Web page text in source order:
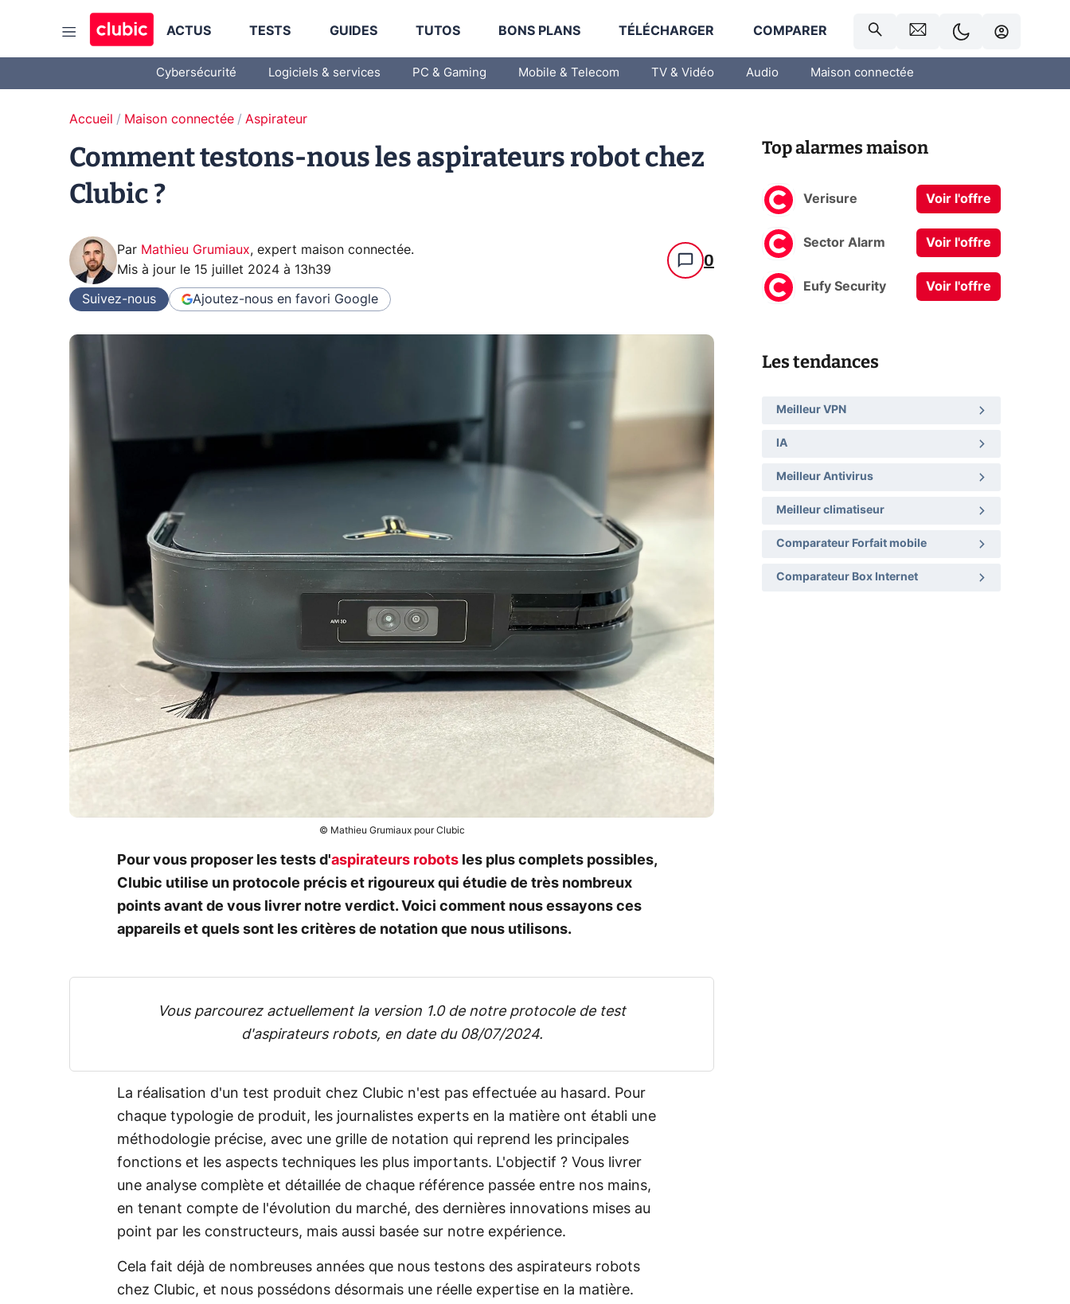
ACTUS TESTS GUIDES TUTOS BONS PLANS TÉLÉCHARGER COMPARER
Cybersécurité Logiciels & services PC & Gaming Mobile & Telecom TV & Vidéo Audio Maison connectée
Accueil Maison connectée Aspirateur
Comment testons-nous les aspirateurs robot chez
Clubic ?
Par Mathieu Grumiaux, expert maison connectée.
Mis à jour le 15 juillet 2024 à 13h39 0
Suivez-nous Ajoutez-nous en favori Google
© Mathieu Grumiaux pour Clubic
Pour vous proposer les tests d'aspirateurs robots les plus complets possibles,
Clubic utilise un protocole précis et rigoureux qui étudie de très nombreux
points avant de vous livrer notre verdict. Voici comment nous essayons ces
appareils et quels sont les critères de notation que nous utilisons.
Vous parcourez actuellement la version 1.0 de notre protocole de test
d'aspirateurs robots, en date du 08/07/2024.
La réalisation d'un test produit chez Clubic n'est pas effectuée au hasard. Pour
chaque typologie de produit, les journalistes experts en la matière ont établi une
méthodologie précise, avec une grille de notation qui reprend les principales
fonctions et les aspects techniques les plus importants. L'objectif ? Vous livrer
une analyse complète et détaillée de chaque référence passée entre nos mains,
en tenant compte de l'évolution du marché, des dernières innovations mises au
point par les constructeurs, mais aussi basée sur notre expérience.
Cela fait déjà de nombreuses années que nous testons des aspirateurs robots
chez Clubic, et nous possédons désormais une réelle expertise en la matière.
Top alarmes maison
Verisure Voir l'offre
Sector Alarm Voir l'offre
Eufy Security Voir l'offre
Les tendances
Meilleur VPN
IA
Meilleur Antivirus
Meilleur climatiseur
Comparateur Forfait mobile
Comparateur Box Internet